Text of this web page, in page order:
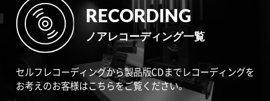
RECORDING
ノアレコーディング一覧
セルフレコーディングから製品版CDまでレコーディングを
お考えのお客様はこちらをご覧ください。